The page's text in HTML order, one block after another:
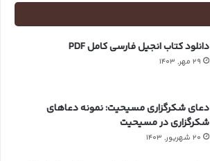
دانلود کتاب انجیل فارسی کامل PDF
29 مهر, 1403
دعای شکرگزاری مسیحیت: نمونه دعاهای
شکرگزاری در مسیحیت
20 شهریور, 1403